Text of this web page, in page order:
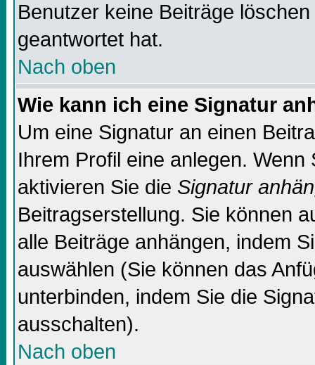
Benutzer keine Beiträge
geantwortet hat.
Nach oben
Wie kann ich eine Signatur
Um eine Signatur an einen
Ihrem Profil eine anlegen.
aktivieren Sie die Signatur
Beitragserstellung. Sie können
alle Beiträge anhängen, indem
auswählen (Sie können das
unterbinden, indem Sie die
ausschalten).
Nach oben